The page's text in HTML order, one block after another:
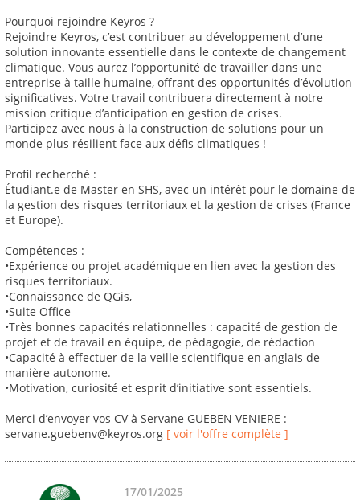
Pourquoi rejoindre Keyros ?
Rejoindre Keyros, c’est contribuer au développement d’une
solution innovante essentielle dans le contexte de changement
climatique. Vous aurez l’opportunité de travailler dans une
entreprise à taille humaine, offrant des opportunités d’évolution
significatives. Votre travail contribuera directement à notre
mission critique d’anticipation en gestion de crises.
Participez avec nous à la construction de solutions pour un
monde plus résilient face aux défis climatiques !
Profil recherché :
Étudiant.e de Master en SHS, avec un intérêt pour le domaine de
la gestion des risques territoriaux et la gestion de crises (France
et Europe).
Compétences :
•Expérience ou projet académique en lien avec la gestion des
risques territoriaux.
•Connaissance de QGis,
•Suite Office
•Très bonnes capacités relationnelles : capacité de gestion de
projet et de travail en équipe, de pédagogie, de rédaction
•Capacité à effectuer de la veille scientifique en anglais de
manière autonome.
•Motivation, curiosité et esprit d’initiative sont essentiels.
Merci d’envoyer vos CV à Servane GUEBEN VENIERE :
servane.guebenv@keyros.org [ voir l'offre complète ]
17/01/2025